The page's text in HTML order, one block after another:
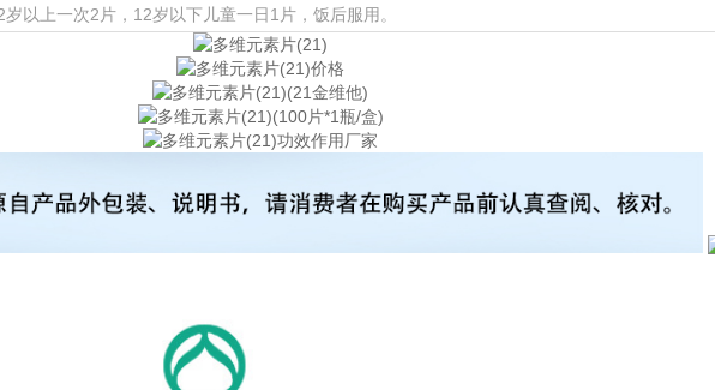
岁以上一次2片，12岁以下儿童一日1片，饭后服用。